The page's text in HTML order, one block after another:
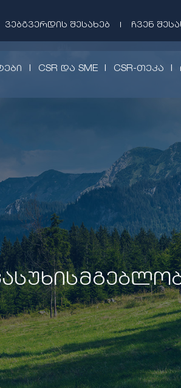
ᲕᲔᲑᲒᲕᲔᲠᲓᲘᲡ ᲨᲔᲡᲐᲮᲔᲑ ᲩᲕᲔᲜ
| CSR ᲓᲐ SME | CSR-ᲗᲔᲙᲐ |